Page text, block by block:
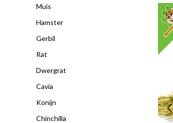
Muis
Hamster
Gerbil
Rat
Dwergrat
Cavia
Konijn
Chinchilla